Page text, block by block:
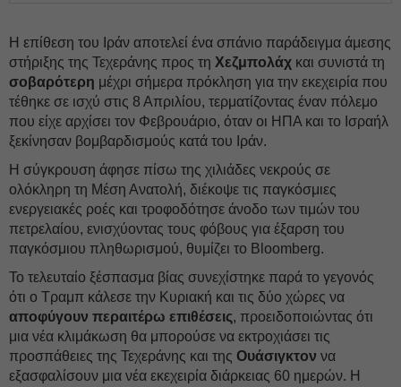
Η επίθεση του Ιράν αποτελεί ένα σπάνιο παράδειγμα άμεσης
στήριξης της Τεχεράνης προς τη Χεζμπολάχ και συνιστά τη
σοβαρότερη μέχρι σήμερα πρόκληση για την εκεχειρία που
τέθηκε σε ισχύ στις 8 Απριλίου, τερματίζοντας έναν πόλεμο
που είχε αρχίσει τον Φεβρουάριο, όταν οι ΗΠΑ και το Ισραήλ
ξεκίνησαν βομβαρδισμούς κατά του Ιράν.
Η σύγκρουση άφησε πίσω της χιλιάδες νεκρούς σε
ολόκληρη τη Μέση Ανατολή, διέκοψε τις παγκόσμιες
ενεργειακές ροές και τροφοδότησε άνοδο των τιμών του
πετρελαίου, ενισχύοντας τους φόβους για έξαρση του
παγκόσμιου πληθωρισμού, θυμίζει το Bloomberg.
Το τελευταίο ξέσπασμα βίας συνεχίστηκε παρά το γεγονός
ότι ο Τραμπ κάλεσε την Κυριακή και τις δύο χώρες να
αποφύγουν περαιτέρω επιθέσεις, προειδοποιώντας ότι
μια νέα κλιμάκωση θα μπορούσε να εκτροχιάσει τις
προσπάθειες της Τεχεράνης και της Ουάσιγκτον να
εξασφαλίσουν μια νέα εκεχειρία διάρκειας 60 ημερών. Η